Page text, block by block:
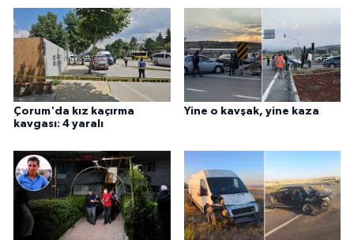
Çorum'da kız kaçırma
kavgası: 4 yaralı
Yine o kavşak, yine kaza